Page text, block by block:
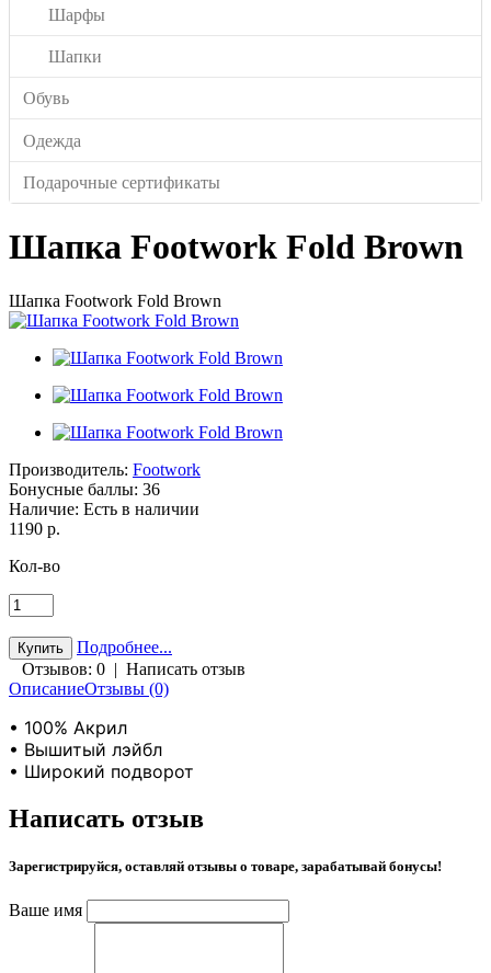
Шарфы
Шапки
Обувь
Одежда
Подарочные сертификаты
Шапка Footwork Fold Brown
Шапка Footwork Fold Brown
Производитель: Footwork
Бонусные баллы: 36
Наличие: Есть в наличии
1190 р.
Кол-во
Подробнее...
Отзывов: 0 | Написать отзыв
ОписаниеОтзывы (0)
• 100% Акрил
• Вышитый лэйбл
• Широкий подворот
Написать отзыв
Зарегистрируйся, оставляй отзывы о товаре, зарабатывай бонусы!
Ваше имя